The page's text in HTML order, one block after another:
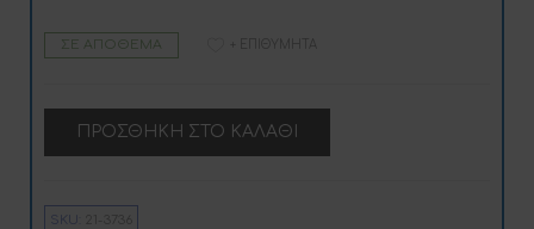
ΣΕ ΑΠΌΘΕΜΑ
ΠΡΟΣΘΉΚΗ ΣΤΟ ΚΑΛΆΘΙ
+ ΕΠΙΘΥΜΗΤΆ
SKU: